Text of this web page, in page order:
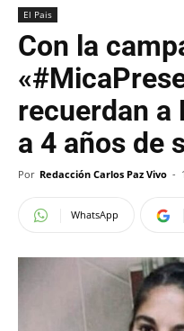
El Pais
Con la
recuerdan a
a 4 años de
Por Redacción Carlos Paz Vivo -
WhatsApp